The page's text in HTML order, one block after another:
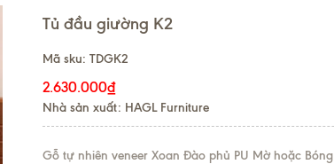
Tủ đầu giường K2
Mã sku: TDGK2
2.630.000₫
Nhà sản xuất: HAGL Furniture
Gỗ tự nhiên veneer Xoan Đào phủ PU Mờ hoặc Bóng